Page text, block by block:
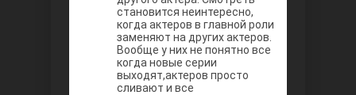
становится неинтересно,
когда актеров в главной роли
заменяют на других актеров.
Вообще у них не понятно все
когда новые серии
выходят,актеров просто
сливают и все